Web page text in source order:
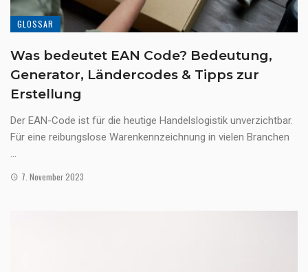
GLOSSAR
Was bedeutet EAN Code? Bedeutung,
Generator, Ländercodes & Tipps zur
Erstellung
Der EAN-Code ist für die heutige Handelslogistik unverzichtbar.
Für eine reibungslose Warenkennzeichnung in vielen Branchen
...
7. November 2023